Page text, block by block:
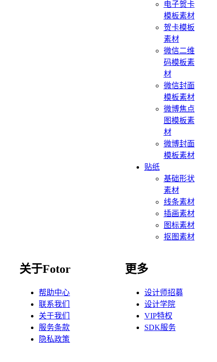
电子贺卡
模板素材
贺卡模板
素材
微信二维
码模板素
材
微信封面
模板素材
微博焦点
图模板素
材
微博封面
模板素材
贴纸
基础形状
素材
线条素材
插画素材
图标素材
抠图素材
关于Fotor
帮助中心
联系我们
关于我们
服务条款
隐私政策
更多
设计师招募
设计学院
VIP特权
SDK服务